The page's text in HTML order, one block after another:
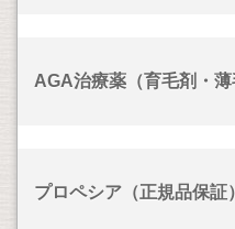
AGA治療薬（育毛剤・薄
プロペシア（正規品保証）